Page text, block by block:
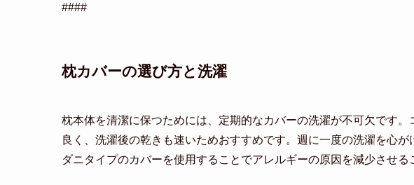
####
枕カバーの選び方と洗濯
枕本体を清潔に保つためには、定期的なカバーの洗濯が不可欠です
良く、洗濯後の乾きも速いためおすすめです。週に一度の洗濯を心
ダニタイプのカバーを使用することでアレルギーの原因を減少させる